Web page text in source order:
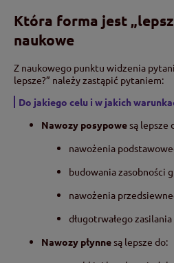
Która forma jest
naukowe
Z naukowego punktu widzenia
lepsze?” należy zastąpić pytaniem:
Do jakiego celu i w jakich
Nawozy posypowesą lepsze
nawożenia
budowania zasobności
nawożenia
długotrwałego
Nawozy płynnesą lepsze do: